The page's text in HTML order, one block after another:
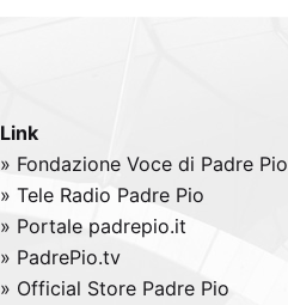
Link
» Fondazione Voce di Padre Pio
» Tele Radio Padre Pio
» Portale padrepio.it
» PadrePio.tv
» Official Store Padre Pio